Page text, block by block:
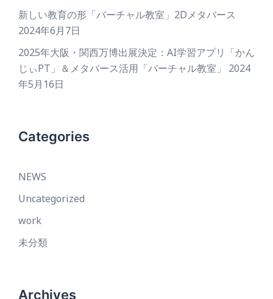
新しい教育の形「バーチャル教室」2Dメタバース
2024年6月7日
2025年大阪・関西万博出展決定：AI学習アプリ「かん
じぃPT」＆メタバース活用「バーチャル教室」
2024
年5月16日
Categories
NEWS
Uncategorized
work
未分類
Archives